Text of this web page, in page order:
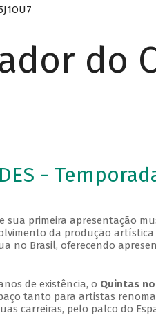
do
-
sua primeira apresentação
da produção
no Brasil, oferecendo
de existência, o Quintas no
tanto para artistas
carreiras, pelo palco do